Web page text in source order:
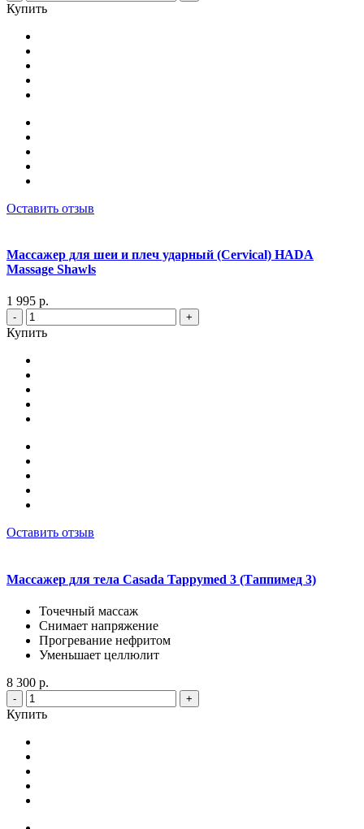
Купить
Оставить отзыв
Массажер для шеи и плеч ударный (Cervical) HADA
Massage Shawls
1 995 р.
- +
Купить
Оставить отзыв
Массажер для тела Casada Tappymed 3 (Таппимед 3)
Точечный массаж
Снимает напряжение
Прогревание нефритом
Уменьшает целлюлит
8 300 р.
- +
Купить